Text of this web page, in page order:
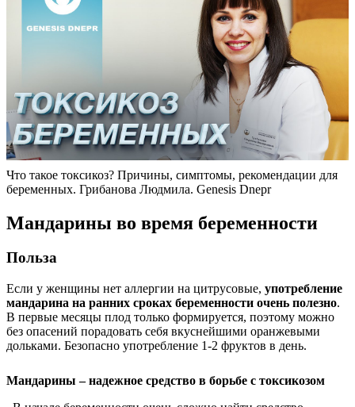
Что такое токсикоз? Причины, симптомы, рекомендации для
беременных. Грибанова Людмила. Genesis Dnepr
Мандарины во время беременности
Польза
Если у женщины нет аллергии на цитрусовые, употребление
мандарина на ранних сроках беременности очень полезно.
В первые месяцы плод только формируется, поэтому можно
без опасений порадовать себя вкуснейшими оранжевыми
дольками. Безопасно употребление 1-2 фруктов в день.
Мандарины – надежное средство в борьбе с токсикозом